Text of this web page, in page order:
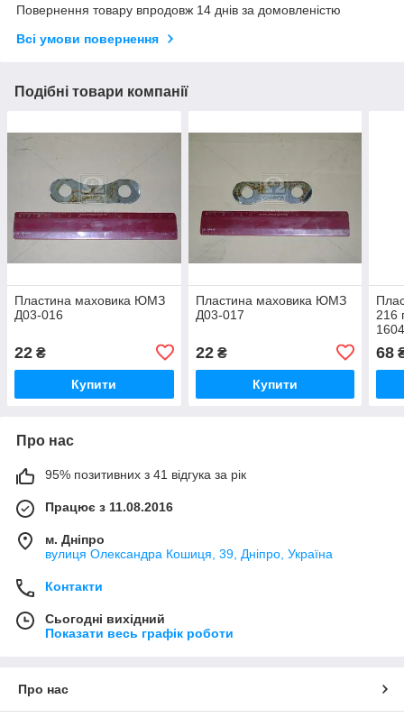
Повернення товару впродовж 14 днів за домовленістю
Всі умови повернення
Подібні товари компанії
Пластина маховика ЮМЗ
Д03-016
22 ₴
Купити
Пластина маховика ЮМЗ
Д03-017
22₴
Купити
216
68
Про нас
95% позитивних з 41 відгука за рік
Працює з 11.08.2016
м. Дніпро
вулиця Олександра Кошиця, 39, Дніпро, Україна
Контакти
Сьогодні вихідний
Показати весь графік роботи
Про нас